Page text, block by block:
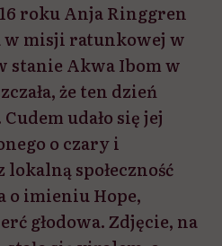
roku Anja Ringgren
w misji ratunkowej w
stanie Akwa Ibom w
że ten dzień
udało się jej
o czary i
społeczność
o imieniu Hope,
głodowa. Zdjęcie, na